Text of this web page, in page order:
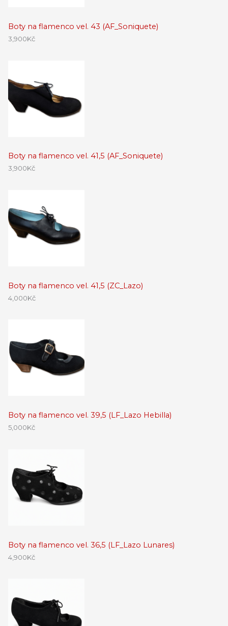
Boty na flamenco vel. 43 (AF_Soniquete)
3,900Kč
Boty na flamenco vel. 41,5 (AF_Soniquete)
3,900Kč
Boty na flamenco vel. 41,5 (ZC_Lazo)
4,000Kč
Boty na flamenco vel. 39,5 (LF_Lazo Hebilla)
5,000Kč
Boty na flamenco vel. 36,5 (LF_Lazo Lunares)
4,900Kč